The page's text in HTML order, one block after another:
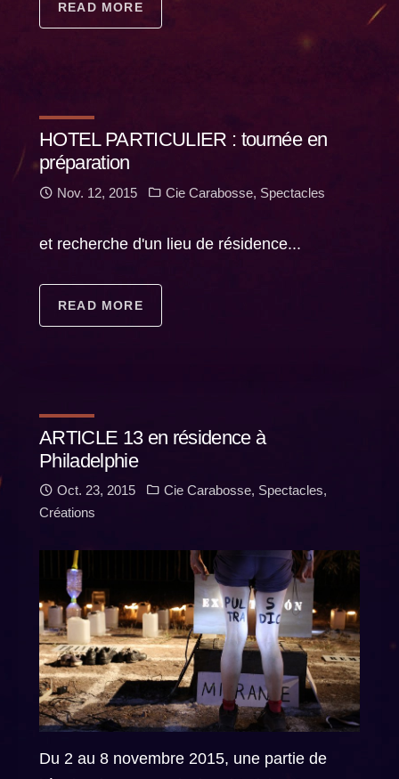
READ MORE
HOTEL PARTICULIER : tournée en
préparation
Nov. 12, 2015 Cie Carabosse, Spectacles
et recherche d'un lieu de résidence...
READ MORE
ARTICLE 13 en résidence à
Philadelphie
Oct. 23, 2015 Cie Carabosse, Spectacles,
Créations
Du 2 au 8 novembre 2015, une partie de